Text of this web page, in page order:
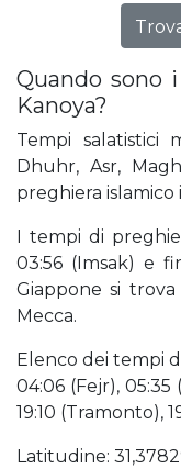
Quando sono
Kanoya?
Tempi salatistici
Dhuhr, Asr,
preghiera islamico
I tempi di
03:56 (Imsak) e
Giappone si
Mecca.
Elenco dei tempi
04:06 (Fejr), 05:35
19:10 (Tramonto),
Latitudine: